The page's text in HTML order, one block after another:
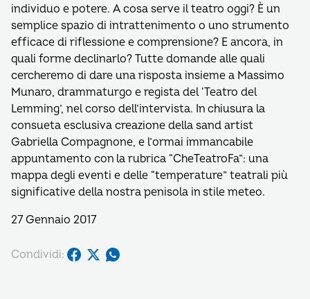
individuo e potere. A cosa serve il teatro oggi? È un
semplice spazio di intrattenimento o uno strumento
efficace di riflessione e comprensione? E ancora, in
quali forme declinarlo? Tutte domande alle quali
cercheremo di dare una risposta insieme a Massimo
Munaro, drammaturgo e regista del ‘Teatro del
Lemming’, nel corso dell’intervista. In chiusura la
consueta esclusiva creazione della sand artist
Gabriella Compagnone, e l’ormai immancabile
appuntamento con la rubrica “CheTeatroFa”: una
mappa degli eventi e delle “temperature” teatrali più
significative della nostra penisola in stile meteo.
27 Gennaio 2017
Condividi: